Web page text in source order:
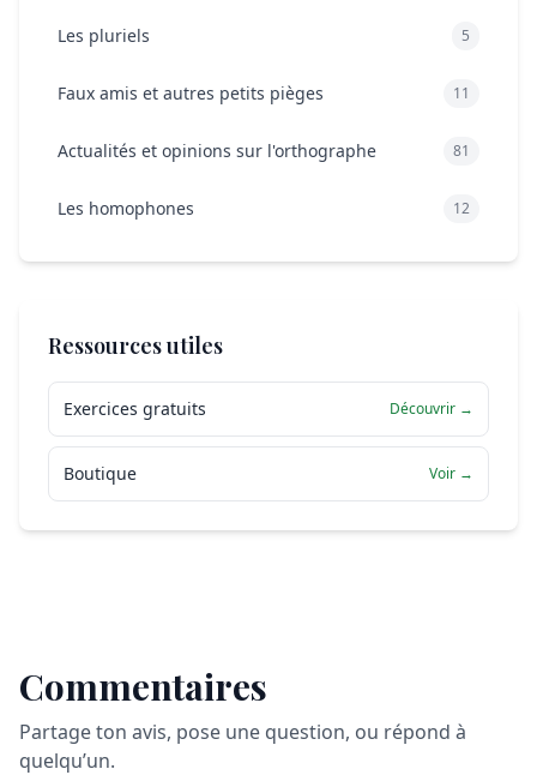
Les pluriels 5
Faux amis et autres petits pièges 11
Actualités et opinions sur l'orthographe 81
Les homophones 12
Ressources utiles
Exercices gratuits Découvrir →
Boutique Voir →
Commentaires
Partage ton avis, pose une question, ou répond à
quelqu’un.